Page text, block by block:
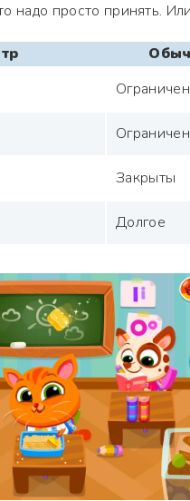
надо просто принять.
Закрыты
Долгое